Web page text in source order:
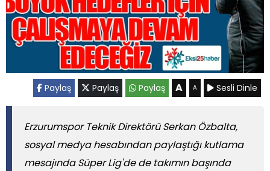
Paylaş Paylaş Paylaş A A Sesli Dinle
Erzurumspor Teknik Direktörü Serkan Özbalta,
sosyal medya hesabından paylaştığı kutlama
mesajında Süper Lig'de de takımın başında